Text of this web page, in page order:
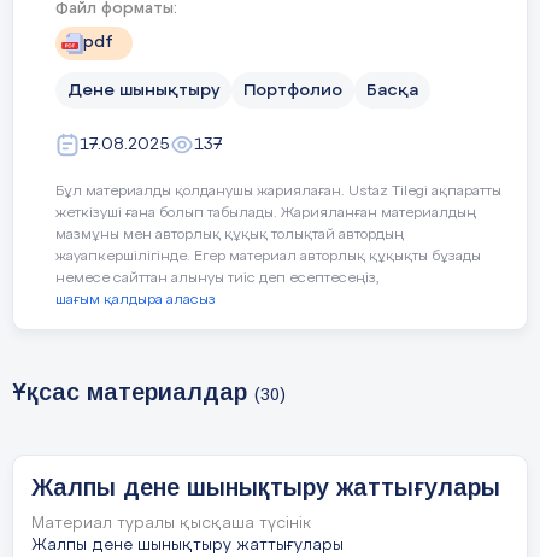
Файл форматы:
pdf
Дене шынықтыру Портфолио Басқа
17.08.2025 137
Бұл материалды қолданушы жариялаған. Ustaz Tilegi ақпаратты
жеткізуші ғана болып табылады. Жарияланған материалдың
мазмұны мен авторлық құқық толықтай автордың
жауапкершілігінде. Егер материал авторлық құқықты бұзады
немесе сайттан алынуы тиіс деп есептесеңіз,
шағым қалдыра аласыз
Ұқсас материалдар (30)
Жалпы дене шынықтыру жаттығулары
Материал туралы қысқаша түсінік
Жалпы дене шынықтыру жаттығулары